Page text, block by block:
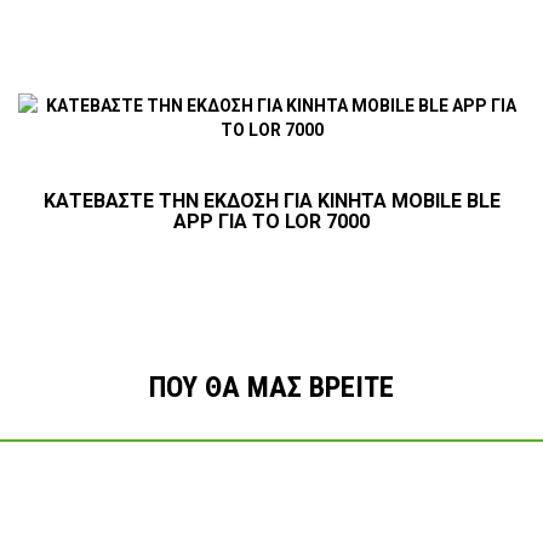
ΚΑΤΕΒΑΣΤΕ ΤΗΝ ΕΚΔΟΣΗ ΓΙΑ ΚΙΝΗΤΑ MOBILE BLE
APP ΓΙΑ ΤΟ LOR 7000
ΠΟΥ ΘΑ ΜΑΣ ΒΡΕΙΤΕ